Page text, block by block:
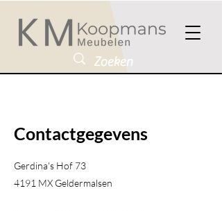
Contactgegevens
Gerdina's Hof 73
4191 MX Geldermalsen​